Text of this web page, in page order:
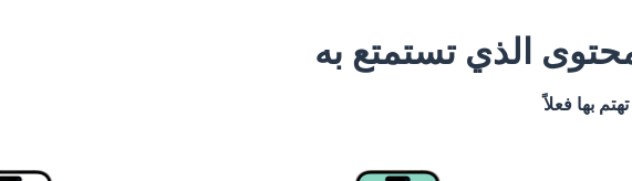
الذي تستمتع به
بها فعلاً